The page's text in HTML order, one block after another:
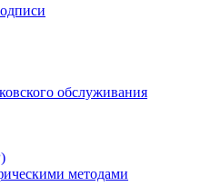
обслуживания
методами